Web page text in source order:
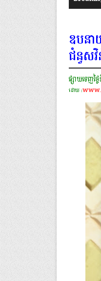
ឧបនា
ជំនួស
ផ្សាយចេញថ្ង
ដោយ :